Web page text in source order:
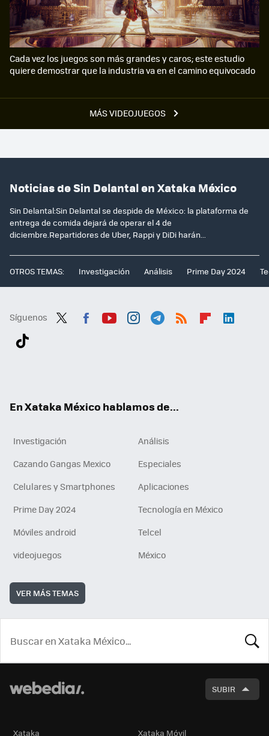
MÁS VIDEOJUEGOS
Cada vez los juegos son más grandes y caros; este estudio
quiere demostrar que la industria va en el camino equivocado
Noticias de Sin Delantal en Xataka México
Sin Delantal:Sin Delantal se despide de México: la plataforma de
entrega de comida dejará de operar el 4 de
diciembre.Repartidores de Uber, Rappi y DiDi harán...
OTROS TEMAS: Investigación Análisis Prime Day 2024
Síguenos
En Xataka México hablamos de...
Investigación
Análisis
Cazando Gangas Mexico
Especiales
Celulares y Smartphones
Aplicaciones
Prime Day 2024
Tecnología en México
Móviles android
Telcel
videojuegos
México
VER MÁS TEMAS
SUBIR
Xataka Xataka Móvil